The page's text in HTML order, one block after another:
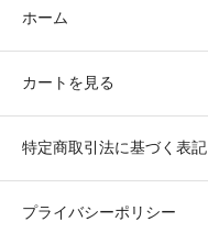
ホーム
カートを見る
特定商取引法に基づく表記
プライバシーポリシー